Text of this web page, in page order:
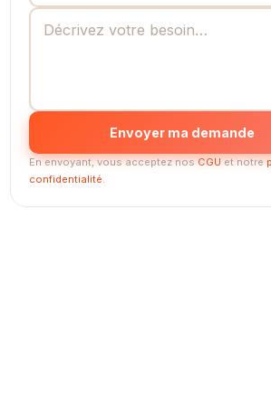
Envoyer ma demande
En envoyant, vous acceptez nosCGUet notre
confidentialité.